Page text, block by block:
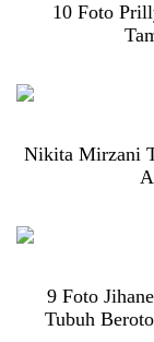
10 Foto
Nikita Mirzani
9 Foto
Tubuh